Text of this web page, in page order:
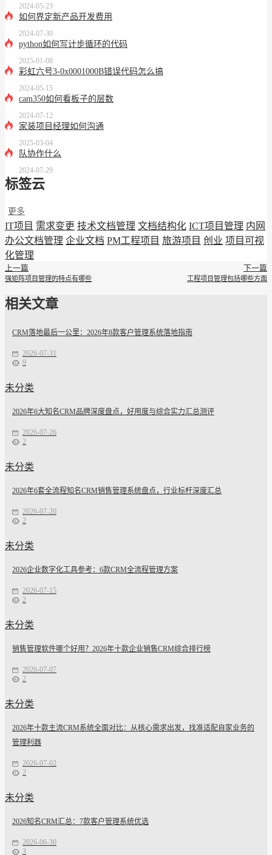
2024-05-23
如何界定新产品开发费用
2024-07-30
python如何写计步循环的代码
2025-01-08
彩虹六号3-0x0001000B错误代码怎么搞
2024-05-15
cam350如何看板子的层数
2024-07-12
家装项目经理如何沟通
2025-03-04
队协作什么
2024-07-29
标签云
更多
IT项目 需求变更 技术文档管理 文档结构化 ICT项目管理 内网
办公文档管理 企业文档 PM工程项目 旅游项目 创业 项目可视
化管理
上一篇
强矩阵项目管理的特点有哪些
下一篇
工程项目管理包括哪些方面
相关文章
CRM落地最后一公里：2026年8款客户管理系统落地指南
2026-07-31
9
未分类
2026年6大知名CRM品牌深度盘点，好用度与综合实力汇总测评
2026-07-26
2
未分类
2026年6套全流程知名CRM销售管理系统盘点，行业标杆深度汇总
2026-07-20
2
未分类
2026企业数字化工具参考：6款CRM全流程管理方案
2026-07-15
2
未分类
销售管理软件哪个好用？2026年十款企业销售CRM综合排行榜
2026-07-07
2
未分类
2026年十款主流CRM系统全面对比：从核心需求出发，找准适配自家业务的
管理利器
2026-07-02
2
未分类
2026知名CRM汇总：7款客户管理系统优选
2026-06-30
3